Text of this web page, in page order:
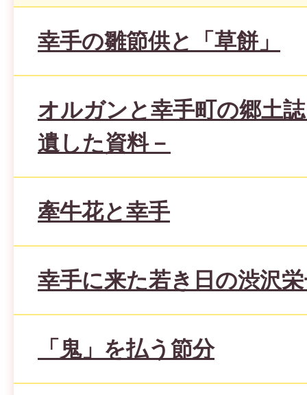
幸手の雛節供と「草餅」
オルガンと幸手町の郷土
遺した資料－
牽牛花と幸手
幸手に来た若き日の渋沢
「鬼」を払う節分